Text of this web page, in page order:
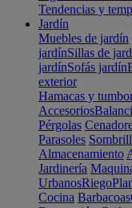
Tendencias y
Jardín
Muebles de jardín
jardínSillas de
jardínSofás jardín
exterior
Hamacas y
Accesorios
Pérgolas
Parasoles
Almacenamiento
Jardinería
UrbanosRiego
Cocina Barbacoas